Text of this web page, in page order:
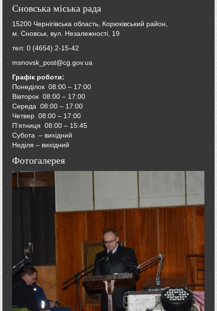
Сновська міська рада
15200 Чернігівська область, Корюківський район,
м. Сновськ, вул. Незалежності, 19
тел: 0 (4654) 2-15-42
msnovsk_post@cg.gov.ua
Графік роботи:
Понеділок 08:00 – 17:00
Вівторок 08:00 – 17:00
Середа 08:00 – 17:00
Четвер 08:00 – 17:00
П’ятниця 08:00 – 15:45
Субота – вихідний
Неділя – вихідний
Фотогалерея